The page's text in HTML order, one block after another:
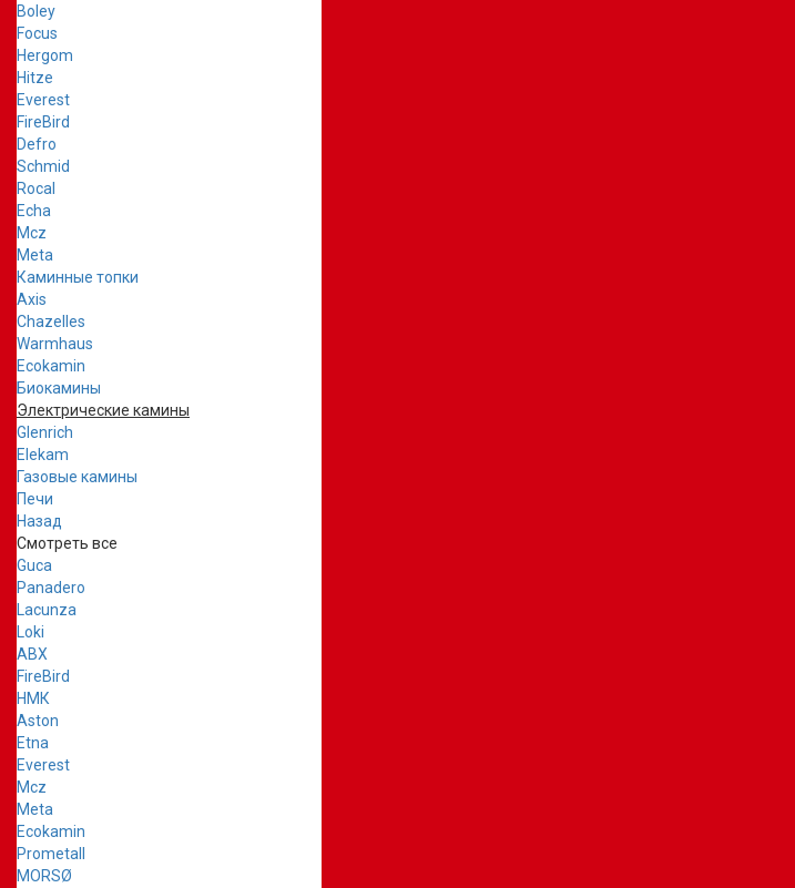
Boley
Focus
Hergom
Hitze
Everest
FireBird
Defro
Schmid
Rocal
Echa
Mcz
Meta
Каминные топки
Axis
Chazelles
Warmhaus
Ecokamin
Биокамины
Электрические камины
Glenrich
Elekam
Газовые камины
Печи
Назад
Смотреть все
Guca
Panadero
Lacunza
Loki
ABX
FireBird
НМК
Aston
Etna
Everest
Mcz
Meta
Ecokamin
Prometall
MORSØ